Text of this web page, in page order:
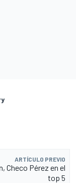
ARTÍCULO PREVIO
Checo Pérez en el
top 5